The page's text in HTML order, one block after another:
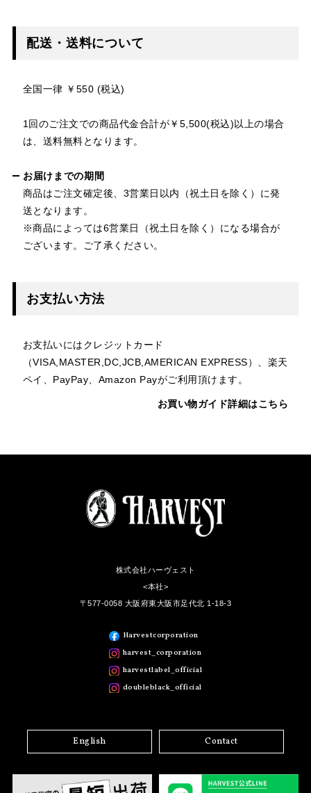
配送・送料について
全国一律 ￥550 (税込)
1回のご注文での商品代金合計が￥5,500(税込)以上の場合
は、送料無料となります。
お届けまでの期間
商品はご注文確定後、3営業日以内（祝土日を除く）に発
送となります。
※商品によっては6営業日（祝土日を除く）になる場合が
ございます。ご了承ください。
お支払い方法
お支払いにはクレジットカード
（VISA,MASTER,DC,JCB,AMERICAN EXPRESS）、楽天
ペイ、PayPay、Amazon Payがご利用頂けます。
お買い物ガイド詳細はこちら
株式会社ハーヴェスト
<本社>
〒577-0058 大阪府東大阪市足代北 1-18-3
Harvestcorporation
harvest_corporation
harvestlabel_official
doubleblack_official
English Contact